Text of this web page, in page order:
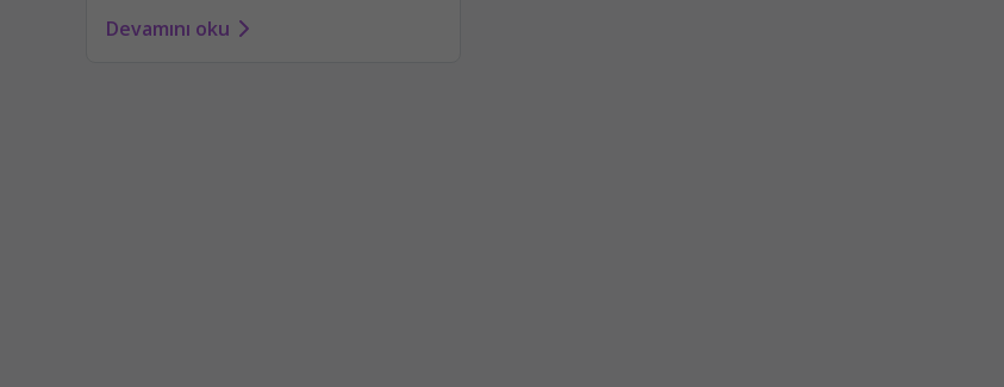
Devamını oku